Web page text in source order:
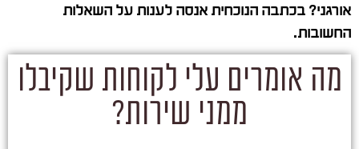
אורגני? בכתבה הנוכחית אנסה לענות על השאלות
החשובות.
מה אומרים עלי לקוחות שקיבלו
ממני שירות?